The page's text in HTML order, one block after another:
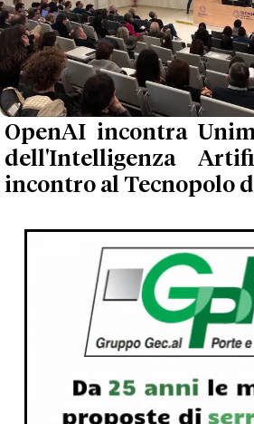
OpenAI incontra
dell'Intelligenza
incontro al Tecnopolo